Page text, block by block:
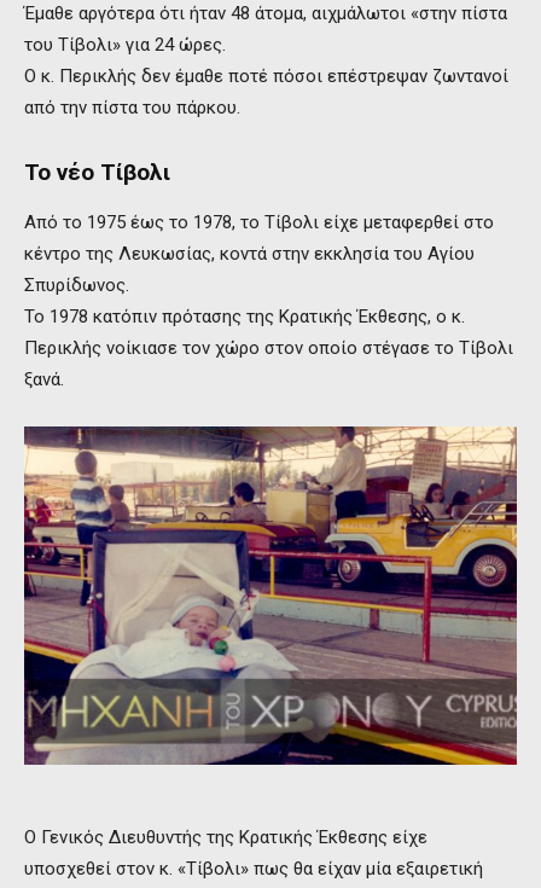
Έμαθε αργότερα ότι ήταν 48 άτομα, αιχμάλωτοι «στην πίστα
του Τίβολι» για 24 ώρες.
Ο κ. Περικλής δεν έμαθε ποτέ πόσοι επέστρεψαν ζωντανοί
από την πίστα του πάρκου.
Το νέο Τίβολι
Από το 1975 έως το 1978, το Τίβολι είχε μεταφερθεί στο
κέντρο της Λευκωσίας, κοντά στην εκκλησία του Αγίου
Σπυρίδωνος.
Το 1978 κατόπιν πρότασης της Κρατικής Έκθεσης, ο κ.
Περικλής νοίκιασε τον χώρο στον οποίο στέγασε το Τίβολι
ξανά.
Ο Γενικός Διευθυντής της Κρατικής Έκθεσης είχε
υποσχεθεί στον κ. «Τίβολι» πως θα είχαν μία εξαιρετική